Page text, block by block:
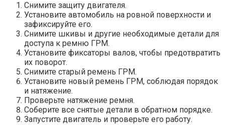
Снимите защиту двигателя.
Установите автомобиль на ровной поверхности и
зафиксируйте его.
Снимите шкивы и другие необходимые детали для
доступа к ремню ГРМ.
Установите фиксаторы валов, чтобы предотвратить
их поворот.
Снимите старый ремень ГРМ.
Установите новый ремень ГРМ, соблюдая порядок
и натяжение.
Проверьте натяжение ремня.
Соберите все снятые детали в обратном порядке.
Запустите двигатель и проверьте его работу.